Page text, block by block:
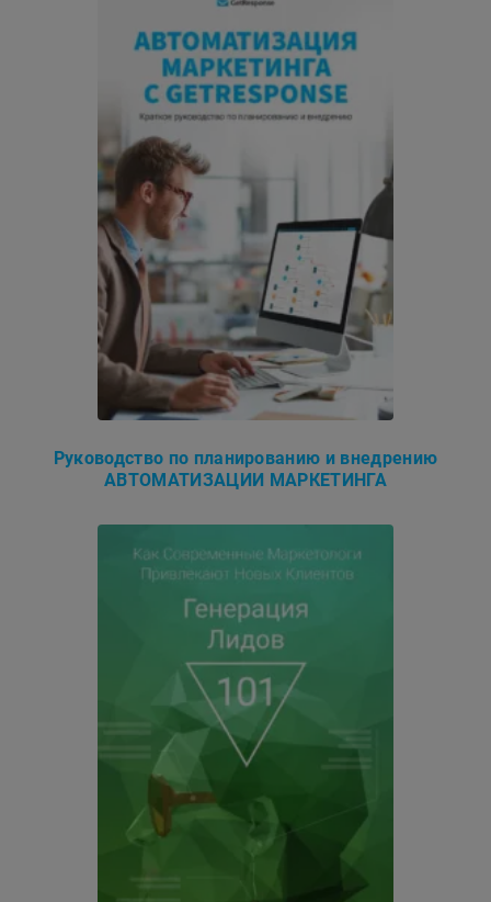
Руководство по планированию и внедрению
АВТОМАТИЗАЦИИ МАРКЕТИНГА